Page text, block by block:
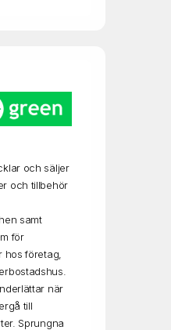
och säljer
och tillbehör
samt
för
hos företag,
när
till
Sprungna